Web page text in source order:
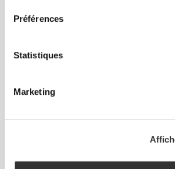
Préférences
Statistiques
Marketing
$13.63 $22.71
Extrait